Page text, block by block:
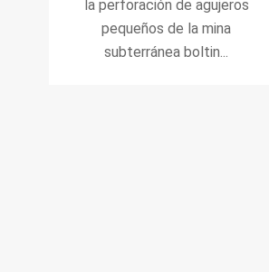
la perforación de agujeros
pequeños de la mina
subterránea boltin...